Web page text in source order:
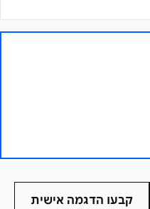
קבעו הדגמה אישית